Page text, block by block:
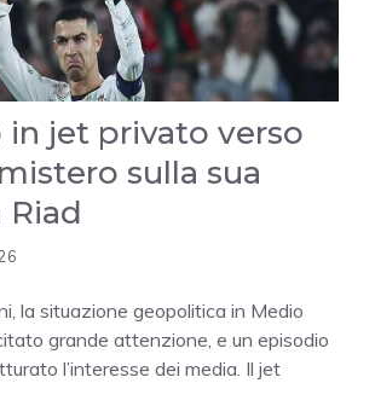
in jet privato verso
sulla sua
Riad
la situazione geopolitica in Medio
grande attenzione, e un episodio
l’interesse dei media. Il jet